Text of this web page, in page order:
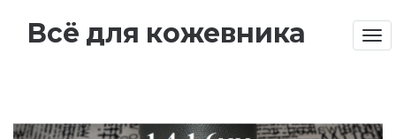
Всё для кожевника